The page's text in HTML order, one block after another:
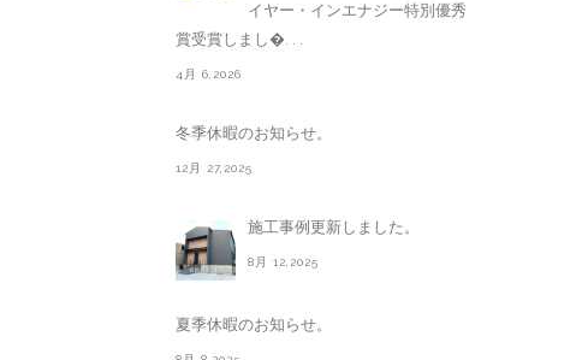
イヤー・インエナジー特別優秀
賞受賞しまし�. . .
4月 6,2026
冬季休暇のお知らせ。
12月 27,2025
施工事例更新しました。
8月 12,2025
夏季休暇のお知らせ。